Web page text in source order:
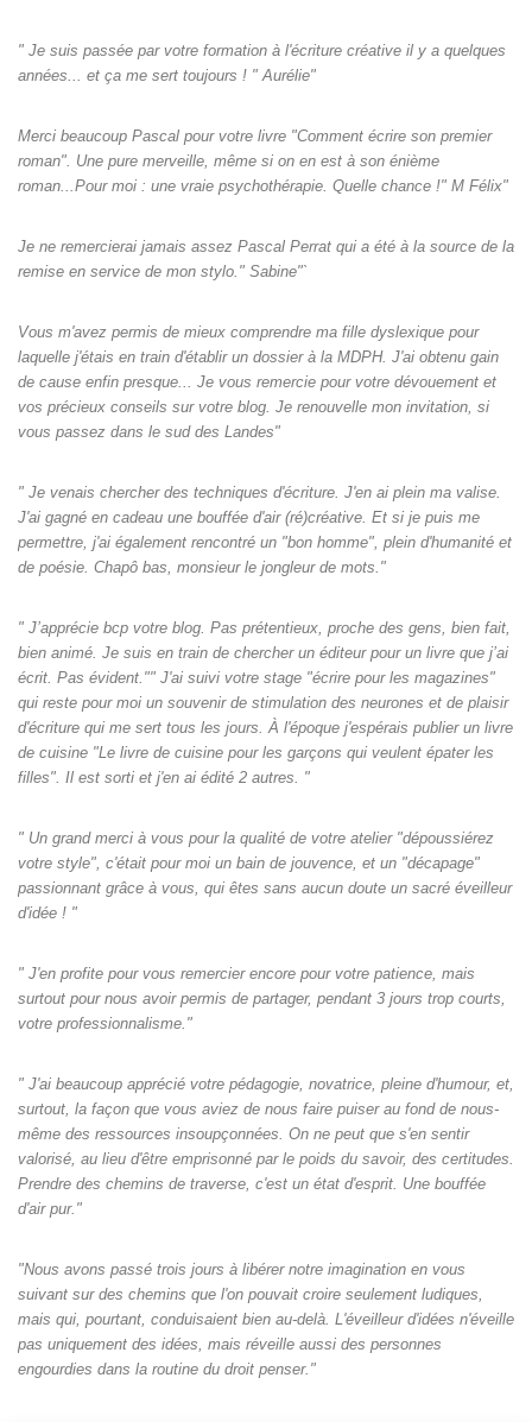
" Je suis passée par votre formation à l'écriture créative il y a quelques
années... et ça me sert toujours ! " Aurélie"
Merci beaucoup Pascal pour votre livre "Comment écrire son premier
roman". Une pure merveille, même si on en est à son énième
roman...Pour moi : une vraie psychothérapie. Quelle chance !" M Félix"
Je ne remercierai jamais assez Pascal Perrat qui a été à la source de la
remise en service de mon stylo." Sabine"`
Vous m'avez permis de mieux comprendre ma fille dyslexique pour
laquelle j'étais en train d'établir un dossier à la MDPH. J'ai obtenu gain
de cause enfin presque... Je vous remercie pour votre dévouement et
vos précieux conseils sur votre blog. Je renouvelle mon invitation, si
vous passez dans le sud des Landes"
" Je venais chercher des techniques d'écriture. J'en ai plein ma valise.
J'ai gagné en cadeau une bouffée d'air (ré)créative. Et si je puis me
permettre, j'ai également rencontré un "bon homme", plein d'humanité et
de poésie. Chapô bas, monsieur le jongleur de mots."
" J’apprécie bcp votre blog. Pas prétentieux, proche des gens, bien fait,
bien animé. Je suis en train de chercher un éditeur pour un livre que j’ai
écrit. Pas évident."" J'ai suivi votre stage "écrire pour les magazines"
qui reste pour moi un souvenir de stimulation des neurones et de plaisir
d'écriture qui me sert tous les jours. À l'époque j'espérais publier un livre
de cuisine "Le livre de cuisine pour les garçons qui veulent épater les
filles". Il est sorti et j'en ai édité 2 autres. "
" Un grand merci à vous pour la qualité de votre atelier "dépoussiérez
votre style", c'était pour moi un bain de jouvence, et un "décapage"
passionnant grâce à vous, qui êtes sans aucun doute un sacré éveilleur
d'idée ! "
" J'en profite pour vous remercier encore pour votre patience, mais
surtout pour nous avoir permis de partager, pendant 3 jours trop courts,
votre professionnalisme."
" J'ai beaucoup apprécié votre pédagogie, novatrice, pleine d'humour, et,
surtout, la façon que vous aviez de nous faire puiser au fond de nous-
même des ressources insoupçonnées. On ne peut que s'en sentir
valorisé, au lieu d'être emprisonné par le poids du savoir, des certitudes.
Prendre des chemins de traverse, c'est un état d'esprit. Une bouffée
d'air pur."
"Nous avons passé trois jours à libérer notre imagination en vous
suivant sur des chemins que l'on pouvait croire seulement ludiques,
mais qui, pourtant, conduisaient bien au-delà. L'éveilleur d'idées n'éveille
pas uniquement des idées, mais réveille aussi des personnes
engourdies dans la routine du droit penser."